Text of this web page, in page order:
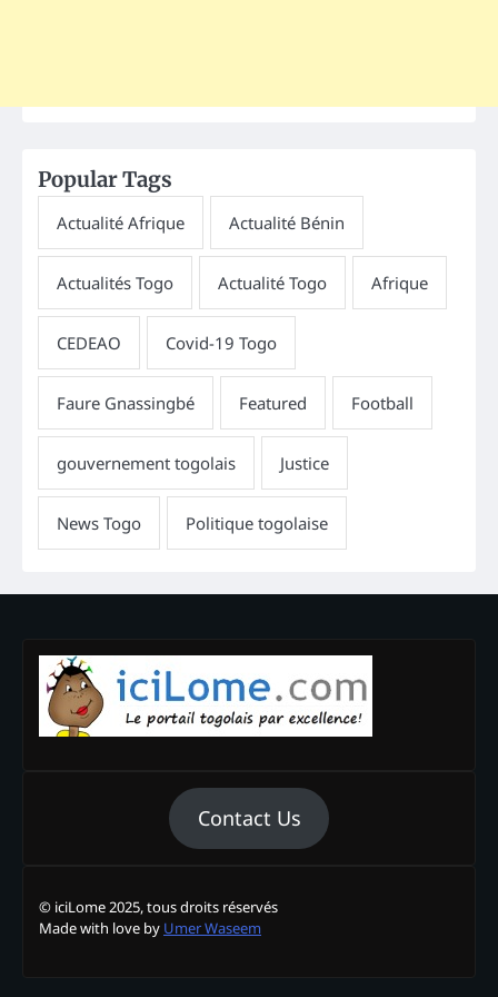
Popular Tags
Contact Us
© iciLome 2025, tous droits réservés
Made with love by Umer Waseem